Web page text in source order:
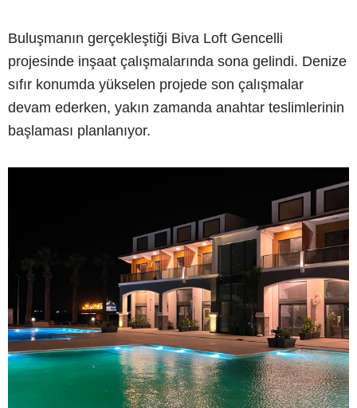
Buluşmanın gerçekleştiği Biva Loft Gencelli
projesinde inşaat çalışmalarında sona gelindi. Denize
sıfır konumda yükselen projede son çalışmalar
devam ederken, yakın zamanda anahtar teslimlerinin
başlaması planlanıyor.